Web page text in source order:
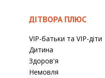
ДІТВОРА ПЛЮС
VIP-батьки та VIP-діти
Дитина
Здоров'я
Немовля